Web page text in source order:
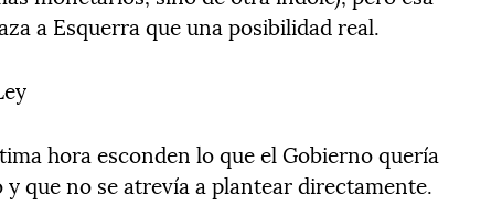
a Esquerra que una posibilidad real.
hora esconden lo que el Gobierno quería
que no se atrevía a plantear directamente.